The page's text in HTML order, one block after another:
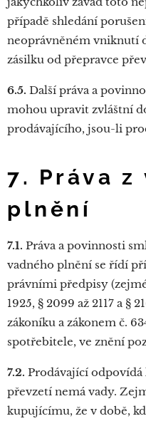
případě shledání
neoprávněném vniknutí
zásilku od přepravce
6.5. Další práva a
mohou upravit zvláštní
prodávajícího, jsou-li
7. Práva z
plnění
7.1. Práva a povinnosti
vadného plnění se řídí
právními předpisy
1925, § 2099 až 2117 a §
zákoníku a zákonem č.
spotřebitele, ve znění
7.2. Prodávající
převzetí nemá vady.
kupujícímu, že v době,